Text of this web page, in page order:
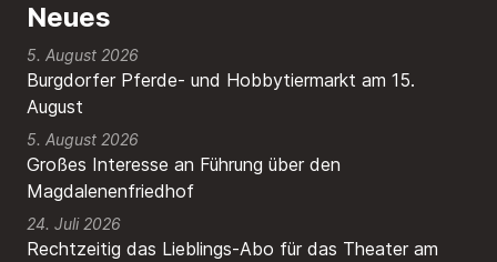
Neues
Burgdorfer Pferde- und Hobbytiermarkt am 15.
August
5. August 2026
Großes Interesse an Führung über den
Magdalenenfriedhof
5. August 2026
Rechtzeitig das Lieblings-Abo für das Theater am
24. Juli 2026